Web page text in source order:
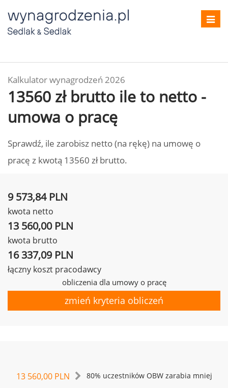
Kalkulator wynagrodzeń 2026
13560 zł brutto ile to netto -
umowa o pracę
Sprawdź, ile zarobisz netto (na rękę) na umowę o
pracę z kwotą 13560 zł brutto.
9 573,84 PLN
kwota netto
13 560,00 PLN
kwota brutto
16 337,09 PLN
łączny koszt pracodawcy
obliczenia dla umowy o pracę
zmień kryteria obliczeń
13 560,00 PLN 80% uczestników OBW zarabia mniej